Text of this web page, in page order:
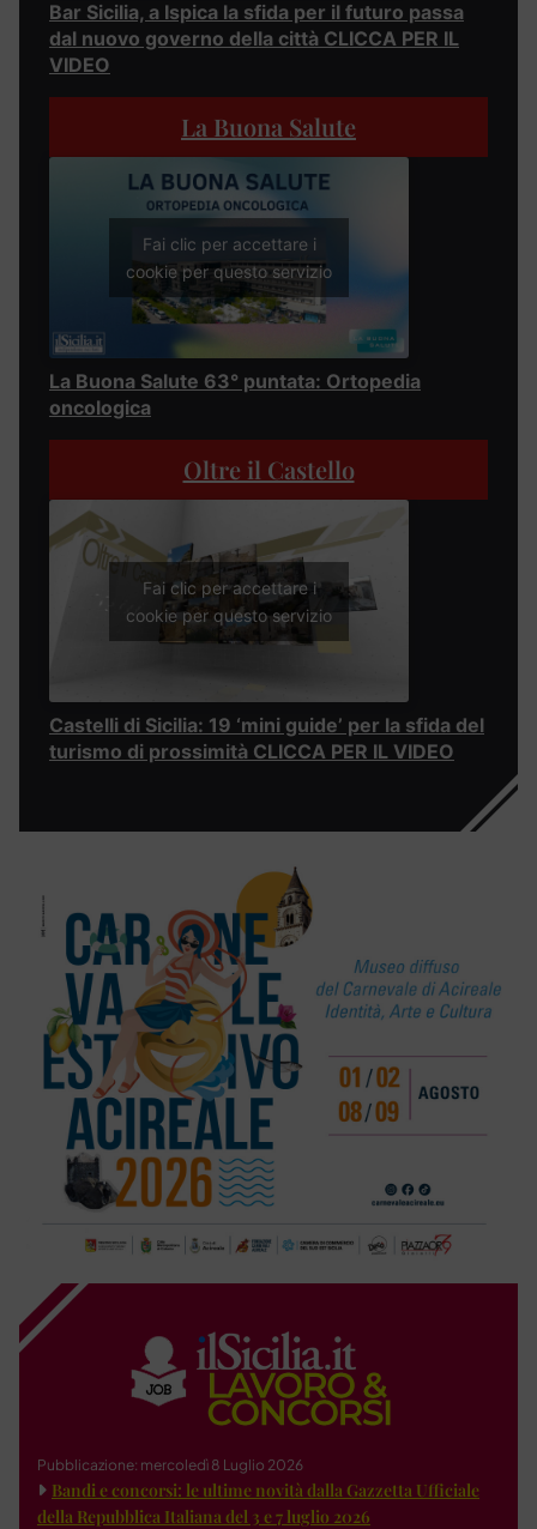
Bar Sicilia, a Ispica la sfida per il futuro passa
dal nuovo governo della città CLICCA PER IL
VIDEO
La Buona Salute
Fai clic per accettare i
cookie per questo servizio
La Buona Salute 63° puntata: Ortopedia
oncologica
Oltre il Castello
Fai clic per accettare i
cookie per questo servizio
Castelli di Sicilia: 19 ‘mini guide’ per la sfida del
turismo di prossimità CLICCA PER IL VIDEO
Pubblicazione: mercoledì 8 Luglio 2026
Bandi e concorsi: le ultime novità dalla Gazzetta Ufficiale
della Repubblica Italiana del 3 e 7 luglio 2026